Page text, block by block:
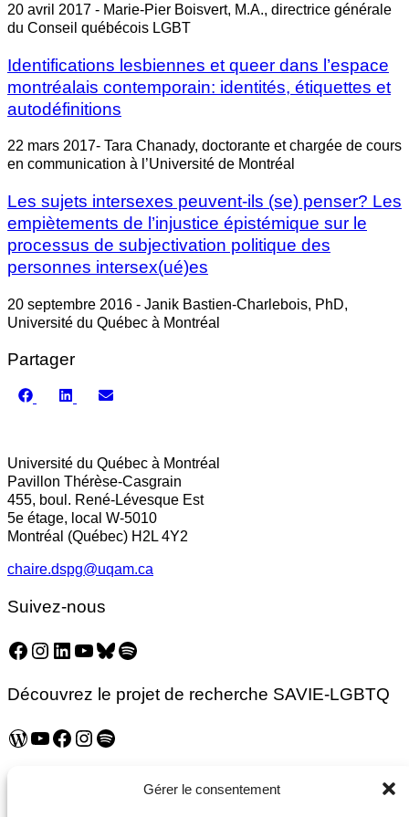
Gérer le consentement
20 avril 2017 - Marie-Pier Boisvert, M.A., directrice générale
du Conseil québécois LGBT
Identifications lesbiennes et queer dans l’espace
montréalais contemporain: identités, étiquettes et
autodéfinitions
22 mars 2017- Tara Chanady, doctorante et chargée de cours
en communication à l’Université de Montréal
Les sujets intersexes peuvent-ils (se) penser? Les
empiètements de l’injustice épistémique sur le
processus de subjectivation politique des
personnes intersex(ué)es
20 septembre 2016 - Janik Bastien-Charlebois, PhD,
Université du Québec à Montréal
Partager
Share
ShareShare
Université du Québec à Montréal
Pavillon Thérèse-Casgrain
455, boul. René-Lévesque Est
5e étage, local W-5010
Montréal (Québec) H2L 4Y2
chaire.dspg@uqam.ca
Suivez-nous
Facebook
Instagram
LinkedIn
YouTube
Bluesky
Spotify
Découvrez le projet de recherche SAVIE-LGBTQ
WordPress
YouTube
Facebook
Instagram
Spotify